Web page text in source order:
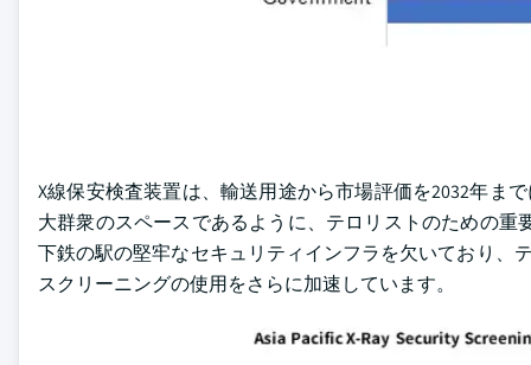
X線保安検査装置は、輸送用途から市場評価を2032年ま
大群衆のスペースであるように、テロリストのための
下鉄の駅の堅牢なセキュリティインフラを欠いており、
スクリーニングの使用をさらに加速しています。